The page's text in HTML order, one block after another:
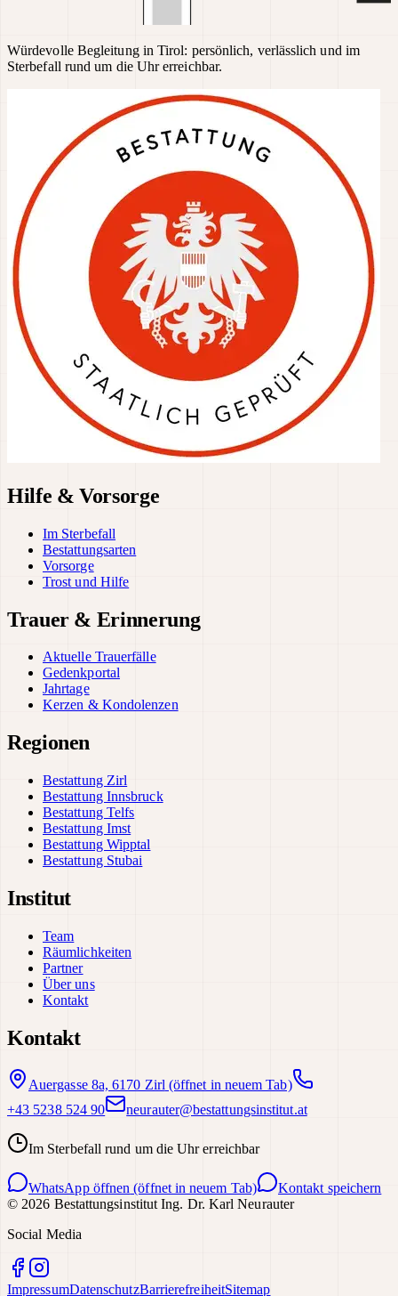
Würdevolle Begleitung in Tirol: persönlich, verlässlich und im
Sterbefall rund um die Uhr erreichbar.
Hilfe & Vorsorge
Im Sterbefall
Bestattungsarten
Vorsorge
Trost und Hilfe
Trauer & Erinnerung
Aktuelle Trauerfälle
Gedenkportal
Jahrtage
Kerzen & Kondolenzen
Regionen
Bestattung Zirl
Bestattung Innsbruck
Bestattung Telfs
Bestattung Imst
Bestattung Wipptal
Bestattung Stubai
Institut
Team
Räumlichkeiten
Partner
Über uns
Kontakt
Kontakt
Auergasse 8a, 6170 Zirl (öffnet in neuem Tab)
+43 5238 524 90
neurauter@bestattungsinstitut.at
Im Sterbefall rund um die Uhr erreichbar
WhatsApp öffnen (öffnet in neuem Tab)
Kontakt speichern
© 2026 Bestattungsinstitut Ing. Dr. Karl Neurauter
Social Media
ImpressumDatenschutzBarrierefreiheitSitemap